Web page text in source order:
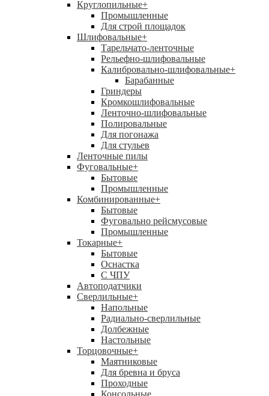
Круглопильные+
Промышленные
Для строй площадок
Шлифовальные+
Тарельчато-ленточные
Рельефно-шлифовальные
Калибровально-шлифовальные+
Барабанные
Гриндеры
Кромкошлифовальные
Ленточно-шлифовальные
Полировальные
Для погонажа
Для стульев
Ленточные пилы
Фуговальные+
Бытовые
Промышленные
Комбинированные+
Бытовые
Фуговально рейсмусовые
Промышленные
Токарные+
Бытовые
Оснастка
С ЧПУ
Автоподатчики
Сверлильные+
Напольные
Радиально-сверлильные
Долбежные
Настольные
Торцовочные+
Маятниковые
Для бревна и бруса
Проходные
Консольные